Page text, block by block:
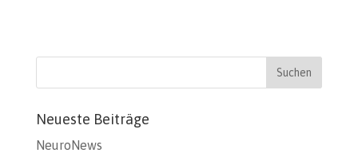
Neueste Beiträge
NeuroNews